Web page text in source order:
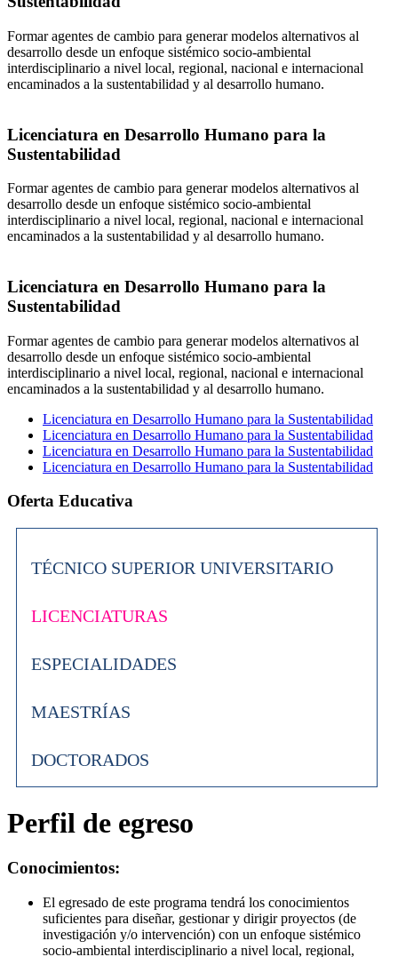
Formar agentes de cambio para generar modelos alternativos al
desarrollo desde un enfoque sistémico socio-ambiental
interdisciplinario a nivel local, regional, nacional e internacional
encaminados a la sustentabilidad y al desarrollo humano.
Licenciatura en Desarrollo Humano para la
Sustentabilidad
Formar agentes de cambio para generar modelos alternativos al
desarrollo desde un enfoque sistémico socio-ambiental
interdisciplinario a nivel local, regional, nacional e internacional
encaminados a la sustentabilidad y al desarrollo humano.
Licenciatura en Desarrollo Humano para la
Sustentabilidad
Formar agentes de cambio para generar modelos alternativos al
desarrollo desde un enfoque sistémico socio-ambiental
interdisciplinario a nivel local, regional, nacional e internacional
encaminados a la sustentabilidad y al desarrollo humano.
Licenciatura en Desarrollo Humano para la Sustentabilidad
Licenciatura en Desarrollo Humano para la Sustentabilidad
Licenciatura en Desarrollo Humano para la Sustentabilidad
Licenciatura en Desarrollo Humano para la Sustentabilidad
Oferta Educativa
TÉCNICO SUPERIOR UNIVERSITARIO
LICENCIATURAS
ESPECIALIDADES
MAESTRÍAS
DOCTORADOS
Perfil de egreso
Conocimientos:
El egresado de este programa tendrá los conocimientos
suficientes para diseñar, gestionar y dirigir proyectos (de
investigación y/o intervención) con un enfoque sistémico
socio-ambiental interdisciplinario a nivel local, regional,